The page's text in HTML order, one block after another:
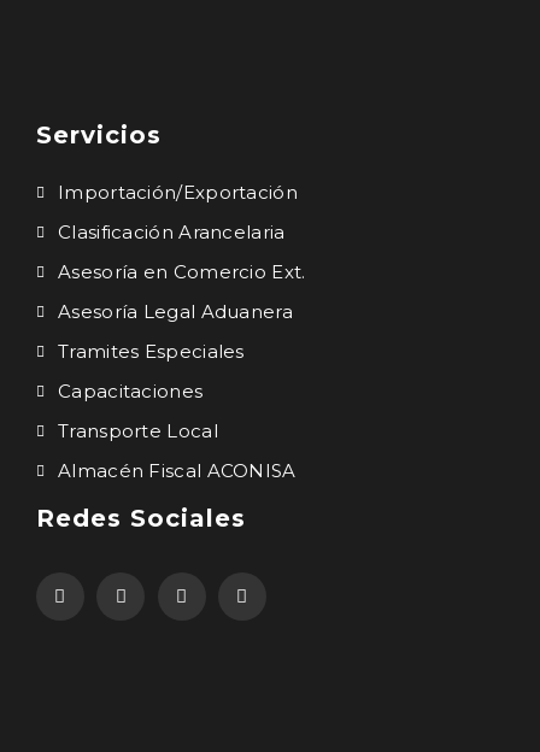
Servicios
Importación/Exportación
Clasificación Arancelaria
Asesoría en Comercio Ext.
Asesoría Legal Aduanera
Tramites Especiales
Capacitaciones
Transporte Local
Almacén Fiscal ACONISA
Redes Sociales